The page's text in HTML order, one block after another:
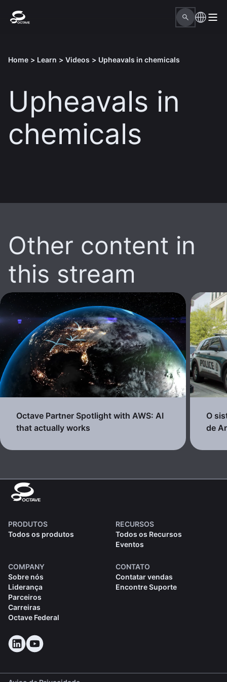
Home > Learn > Videos > Upheavals in chemicals
Upheavals in
chemicals
Other content in
this stream
Octave Partner Spotlight with AWS: AI
that actually works
O
de
PRODUTOS
Todos os produtos
RECURSOS
Todos os Recursos
Eventos
COMPANY
Sobre nós
Liderança
Parceiros
Carreiras
Octave Federal
CONTATO
Contatar vendas
Encontre Suporte